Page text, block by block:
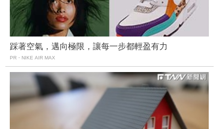
踩著空氣，邁向極限，讓每一步都輕盈有力
PR・NIKE AIR MAX